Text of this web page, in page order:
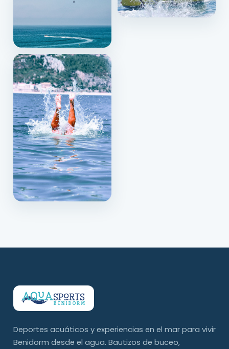
Deportes acuáticos y experiencias en el mar para vivir
Benidorm desde el agua. Bautizos de buceo,